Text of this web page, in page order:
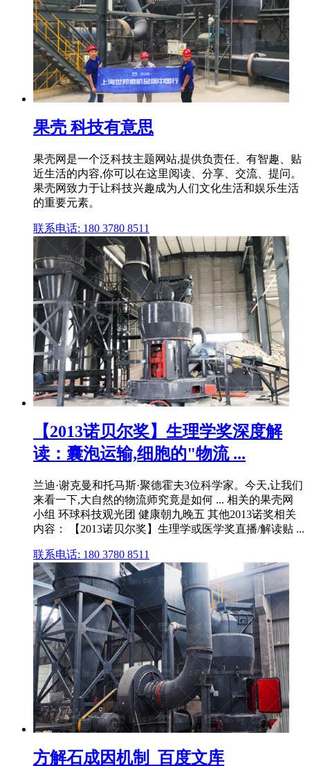
果壳 科技有意思
果壳网是一个泛科技主题网站,提供负责任、有智趣、贴
近生活的内容,你可以在这里阅读、分享、交流、提问。
果壳网致力于让科技兴趣成为人们文化生活和娱乐生活
的重要元素。
联系电话: 180 3780 8511
【2013诺贝尔奖】生理学奖深度解
读：囊泡运输,细胞的"物流 ...
兰迪·谢克曼和托马斯·聚德霍夫3位科学家。今天,让我们
来看一下,大自然的物流师究竟是如何 ... 相关的果壳网
小组 环球科技观光团 健康朝九晚五 其他2013诺奖相关
内容： 【2013诺贝尔奖】生理学或医学奖直播/解读贴 ...
联系电话: 180 3780 8511
方解石成因机制_百度文库